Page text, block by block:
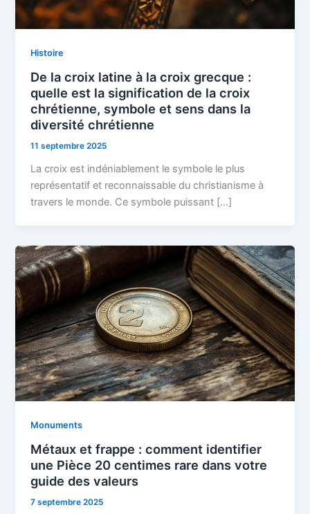
Histoire
De la croix latine à la croix grecque :
quelle est la signification de la croix
chrétienne, symbole et sens dans la
diversité chrétienne
11 septembre 2025
La croix est indéniablement le symbole le plus
représentatif et reconnaissable du christianisme à
travers le monde. Ce symbole puissant […]
Monuments
Métaux et frappe : comment identifier
une Pièce 20 centimes rare dans votre
guide des valeurs
7 septembre 2025